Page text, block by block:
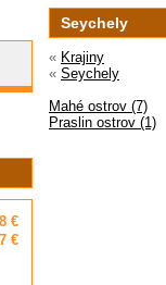
€
€
Seychely
« Krajiny
« Seychely
Mahé ostrov (7)
Praslin ostrov (1)